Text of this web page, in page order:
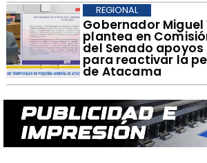
​Gobernador Miguel
plantea en
del Senado
para reactivar la
de Atacama
REGIONAL